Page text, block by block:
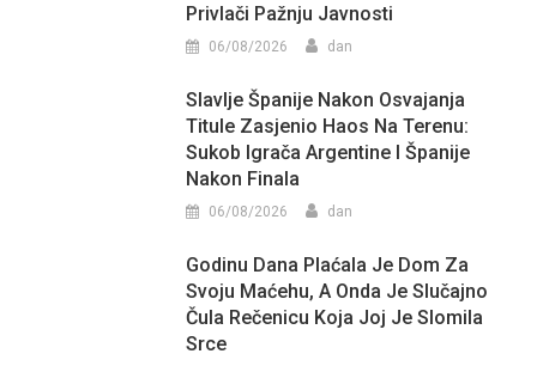
Privlači Pažnju Javnosti
06/08/2026 dan
Slavlje Španije Nakon Osvajanja
Titule Zasjenio Haos Na Terenu:
Sukob Igrača Argentine I Španije
Nakon Finala
06/08/2026 dan
Godinu Dana Plaćala Je Dom Za
Svoju Maćehu, A Onda Je Slučajno
Čula Rečenicu Koja Joj Je Slomila
Srce